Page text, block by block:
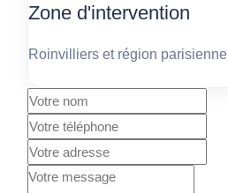
Zone d'intervention
Roinvilliers et région parisienne